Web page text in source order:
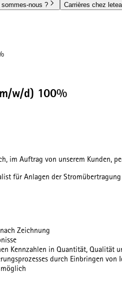
sommes-nous ?
Carrières chez
w/d) 100%
im Auftrag von unserem Kunden,
für Anlagen der
Zeichnung
Kennzahlen in Quantität, Qualität
durch Einbringen